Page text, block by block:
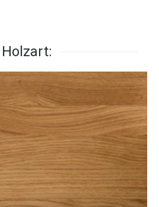
Holzart: